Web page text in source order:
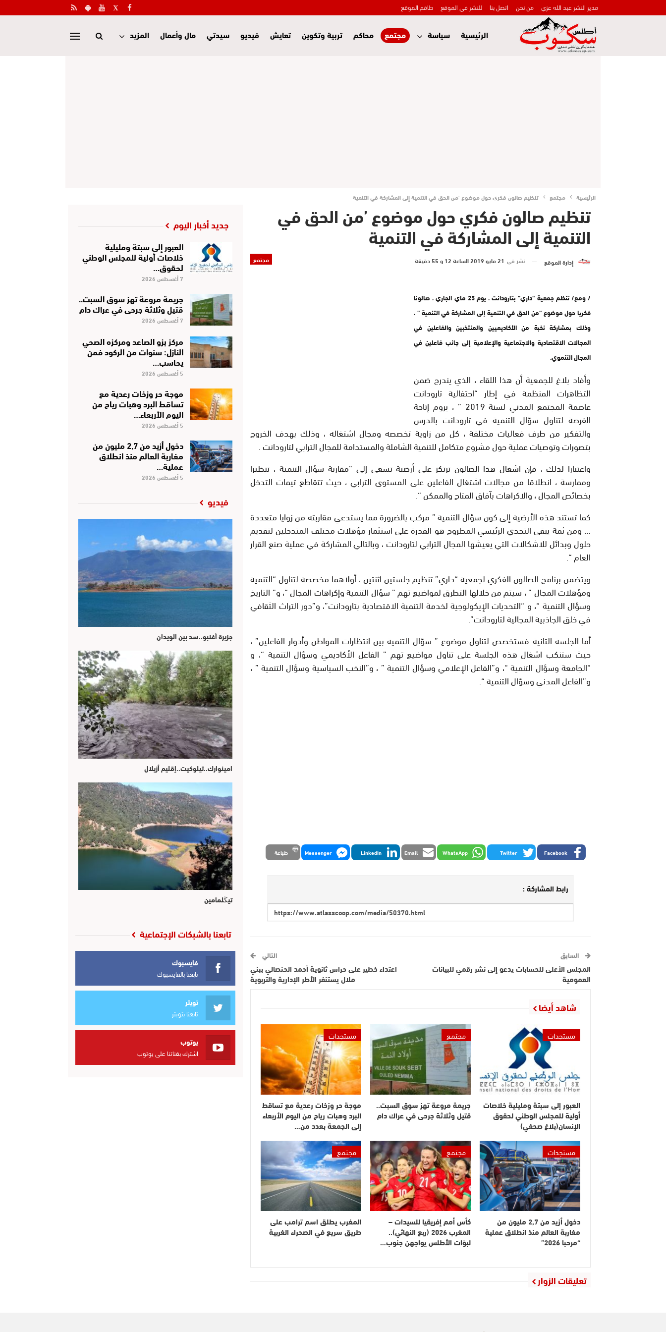
مدير النشر عبد الله عزي من نحن اتصل بنا للنشر في الموقع طاقم الموقع
الرئيسية سياسة مجتمع محاكم تربية وتكوين تعايش فيديو سيدتي مال وأعمال المزيد
الرئيسية مجتمع تنظيم صالون فكري حول موضوع ’من الحق في التنمية إلى المشاركة في التنمية
تنظيم صالون فكري حول موضوع ’من الحق في
التنمية إلى المشاركة في التنمية
مجتمع إدارة الموقع نشر في 21 مايو 2019 الساعة 12 و 55 دقيقة
/ ومع/ تنظم جمعية “داري” بتارودانت ، يوم 25 ماي الجاري ، صالونا
فكريا حول موضوع “من الحق في التنمية إلى المشاركة في التنمية ” ،
وذلك بمشاركة نخبة من الأكاديميين والمنتخبين والفاعلين في
المجالات الاقتصادية والاجتماعية والإعلامية إلى جانب فاعلين في
المجال التنموي.
وأفاد بلاغ للجمعية أن هذا اللقاء ، الذي يندرج ضمن
التظاهرات المنظمة في إطار “احتفالية تارودانت
عاصمة المجتمع المدني لسنة 2019 ” ، يروم إتاحة
الفرصة لتناول سؤال التنمية في تارودانت بالدرس
والتفكير من طرف فعاليات مختلفة ، كل من زاوية تخصصه ومجال اشتغاله ، وذلك بهدف الخروج
بتصورات وتوصيات عملية حول مشروع متكامل للتنمية الشاملة والمستدامة للمجال الترابي لتارودانت .
واعتبارا لذلك ، فإن اشغال هذا الصالون ترتكز على أرضية تسعى إلى “مقاربة سؤال التنمية ، تنظيرا
وممارسة ، انطلاقا من مجالات اشتغال الفاعلين على المستوى الترابي ، حيث تتقاطع تيمات التدخل
بخصائص المجال ، والاكراهات بآفاق المتاح والممكن “.
كما تستند هذه الأرضية إلى كون سؤال التنمية ” مركب بالضرورة مما يستدعي مقاربته من زوايا متعددة
… ومن ثمة يبقى التحدي الرئيسي المطروح هو القدرة على استثمار مؤهلات مختلف المتدخلين لتقديم
حلول وبدائل للاشكالات التي يعيشها المجال الترابي لتارودانت ، وبالتالي المشاركة في عملية صنع القرار
العام “.
ويتضمن برنامج الصالون الفكري لجمعية “داري” تنظيم جلستين اثنتين ، أولاهما مخصصة لتناول “التنمية
ومؤهلات المجال ” ، سيتم من خلالها التطرق لمواضيع تهم ” سؤال التنمية وإكراهات المجال “، و” التاريخ
وسؤال التنمية “، و “التحديات الإيكولوجية لخدمة التنمية الاقتصادية بتارودانت”، و”دور التراث الثقافي
في خلق الجاذبية المجالية لتارودانت”.
أما الجلسة الثانية فستخصص لتناول موضوع ” سؤال التنمية بين انتظارات المواطن وأدوار الفاعلين” ،
حيث ستنكب اشغال هذه الجلسة على تناول مواضيع تهم ” الفاعل الأكاديمي وسؤال التنمية “، و
“الجامعة وسؤال التنمية “، و”الفاعل الإعلامي وسؤال التنمية ” ، و”النخب السياسية وسؤال التنمية ” ،
و”الفاعل المدني وسؤال التنمية “.
Facebook
Twitter
WhatsApp
Email
LinkedIn
Messenger طباعة
رابط المشاركة :
السابق
المجلس الأعلى للحسابات يدعو إلى نشر رقمي للبيانات
العمومية
التالي
اعتداء خطير على حراس ثانوية أحمد الحنصالي ببني
ملال يستنفر الأطر الإدارية والتربوية
شاهد أيضا
مستجدات
العبور إلى سبتة ومليلية خلاصات
أولية للمجلس الوطني لحقوق
الإنسان(بلاغ صحفي)
مجتمع
جريمة مروعة تهز سوق السبت..
قتيل وثلاثة جرحى في عراك دام
مستجدات
موجة حر وزخات رعدية مع تساقط
البرد وهبات رياح من اليوم الأربعاء
إلى الجمعة بعدد من…
مستجدات
دخول أزيد من 2,7 مليون من
مغاربة العالم منذ انطلاق عملية
“مرحبا 2026”
مجتمع
كأس أمم إفريقيا للسيدات –
المغرب 2026 (ربع النهائي)..
لبؤات الأطلس يواجهن جنوب…
مجتمع
المغرب يطلق اسم ترامب على
طريق سريع في الصحراء الغربية
تعليقات الزوار
جديد أخبار اليوم
العبور إلى سبتة ومليلية
خلاصات أولية للمجلس الوطني
لحقوق…
7 أغسطس 2026
جريمة مروعة تهز سوق السبت..
قتيل وثلاثة جرحى في عراك دام
7 أغسطس 2026
مركز بزو الصاعد ومركزه الصحي
النازل: سنوات من الركود فمن
يحاسب…
5 أغسطس 2026
موجة حر وزخات رعدية مع
تساقط البرد وهبات رياح من
اليوم الأربعاء…
5 أغسطس 2026
دخول أزيد من 2,7 مليون من
مغاربة العالم منذ انطلاق
عملية…
5 أغسطس 2026
فيديو
جزيرة أغنبو..سد بين الويدان
امينوارك..تيلوكيت..إقليم أزيلال
تيڭلمامين
تابعنا بالشبكات الإجتماعية
فايسبوك
تابعنا بالفايسبوك
تويتر
تابعنا بتويتر
يوتوب
اشترك بقناتنا على يوتوب